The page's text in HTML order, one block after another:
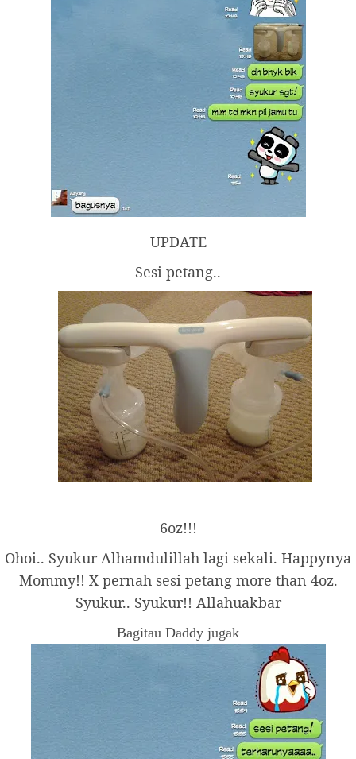
UPDATE
Sesi petang..
6oz!!!
Ohoi.. Syukur Alhamdulillah lagi sekali. Happynya
Mommy!! X pernah sesi petang more than 4oz.
Syukur.. Syukur!! Allahuakbar
Bagitau Daddy jugak